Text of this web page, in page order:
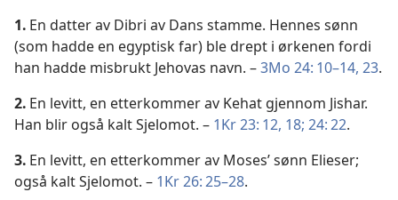
1. En datter av Dibri av Dans stamme. Hennes sønn
(som hadde en egyptisk far) ble drept i ørkenen fordi
han hadde misbrukt Jehovas navn. –3Mo 24: 10–14, 23.
2. En levitt, en etterkommer av Kehat gjennom Jishar.
Han blir også kalt Sjelomot. – 1Kr 23: 12, 18; 24: 22.
3. En levitt, en etterkommer av Moses’ sønn Elieser;
også kalt Sjelomot. – 1Kr 26: 25–28.